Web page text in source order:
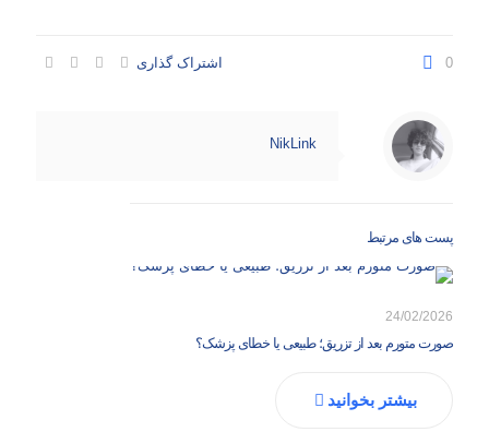
اشتراک گذاری 0
NikLink
پست های مرتبط
24/02/2026
صورت متورم بعد از تزریق؛ طبیعی یا خطای پزشک؟
بیشتر بخوانید